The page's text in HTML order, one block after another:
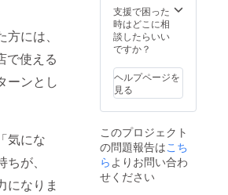
には、
で使える
ーンとし
気にな
が、
になりま
チェー
ンやカ
フなど
の変更
は、別
途現地
での精
算が必
りま
す。
支援で困った
時はどこに相
談したらいい
ですか？
ヘルプページを
見る
このプロジェクト
の問題報告はこち
らよりお問い合わ
せください